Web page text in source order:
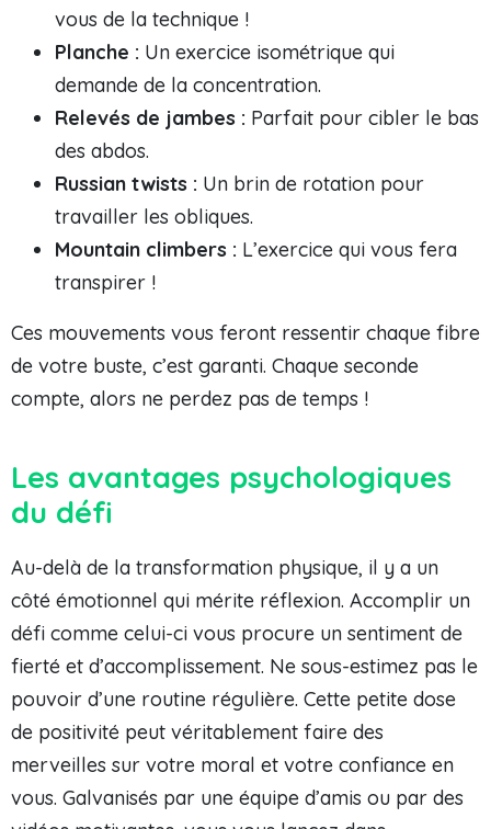
vous de la technique !
Planche : Un exercice isométrique qui
demande de la concentration.
Relevés de jambes : Parfait pour cibler le bas
des abdos.
Russian twists : Un brin de rotation pour
travailler les obliques.
Mountain climbers : L’exercice qui vous fera
transpirer !
Ces mouvements vous feront ressentir chaque fibre
de votre buste, c’est garanti. Chaque seconde
compte, alors ne perdez pas de temps !
Les avantages psychologiques
du défi
Au-delà de la transformation physique, il y a un
côté émotionnel qui mérite réflexion. Accomplir un
défi comme celui-ci vous procure un sentiment de
fierté et d’accomplissement. Ne sous-estimez pas le
pouvoir d’une routine régulière. Cette petite dose
de positivité peut véritablement faire des
merveilles sur votre moral et votre confiance en
vous. Galvanisés par une équipe d’amis ou par des